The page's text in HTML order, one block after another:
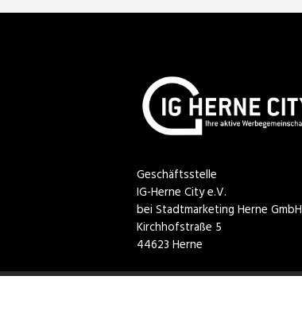
Geschäftsstelle
IG-Herne City e.V.
bei Stadtmarketing Herne GmbH
Kirchhofstraße 5
44623 Herne